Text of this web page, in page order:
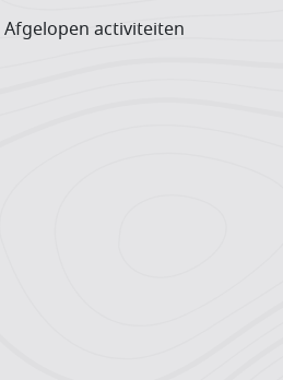
Afgelopen activiteiten